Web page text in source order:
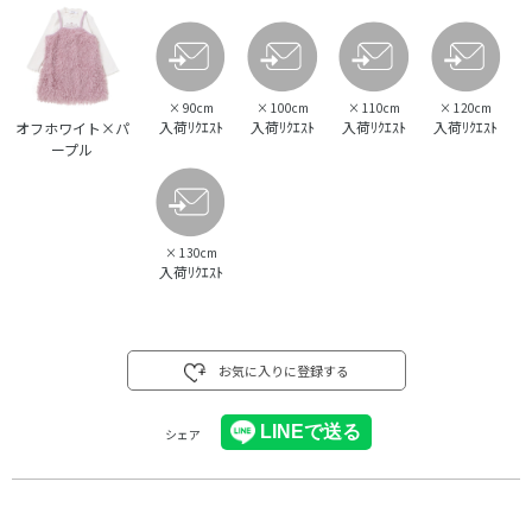
オフホワイト×パ
ープル
× 90cm
入荷ﾘｸｴｽﾄ
× 100cm
入荷ﾘｸｴｽﾄ
× 110cm
入荷ﾘｸｴｽﾄ
× 120cm
入荷ﾘｸｴｽﾄ
× 130cm
入荷ﾘｸｴｽﾄ
お気に入りに登録する
シェア